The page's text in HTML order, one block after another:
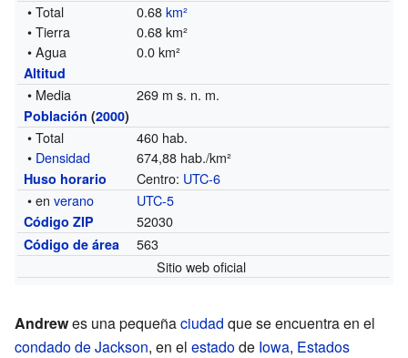
• Total 0.68km²
• Tierra
0.68 km²
• Agua
0.0 km²
Altitud
• Media 269 m s. n. m.
Población (2000)
• Total
460 hab.
• Densidad 674,88 hab./km²
Huso horario Centro: UTC-6
• enverano UTC-5
Código ZIP 52030
Código de área
563
Sitio web oficial
Andrewes una pequeñaciudad que se encuentra en el
condado de Jackson, en el estadode Iowa, Estados